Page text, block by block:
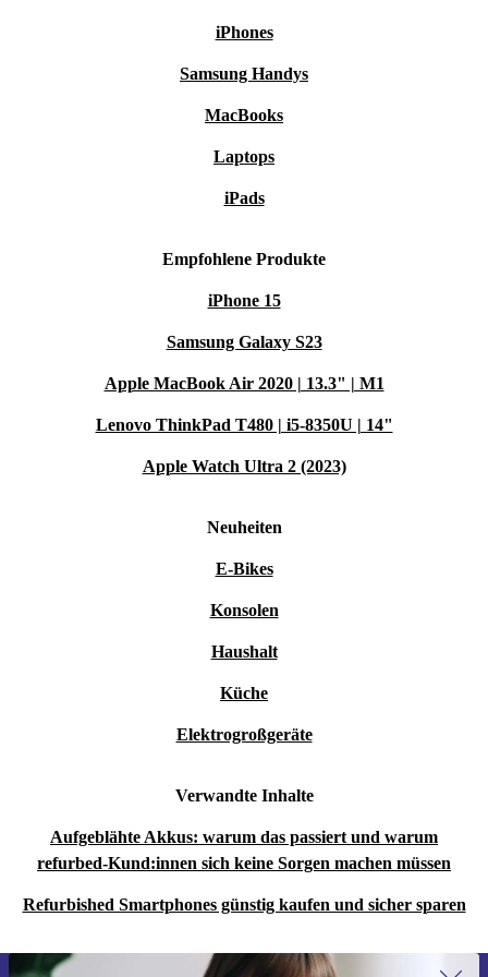
iPhones
Samsung Handys
MacBooks
Laptops
iPads
Empfohlene Produkte
iPhone 15
Samsung Galaxy S23
Apple MacBook Air 2020 | 13.3" | M1
Lenovo ThinkPad T480 | i5-8350U | 14"
Apple Watch Ultra 2 (2023)
Neuheiten
E-Bikes
Konsolen
Haushalt
Küche
Elektrogroßgeräte
Verwandte Inhalte
Aufgeblähte Akkus: warum das passiert und warum
refurbed-Kund:innen sich keine Sorgen machen müssen
Refurbished Smartphones günstig kaufen und sicher sparen